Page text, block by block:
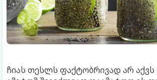
ჩიას თესლს ფაქტობრივად არ აქვს